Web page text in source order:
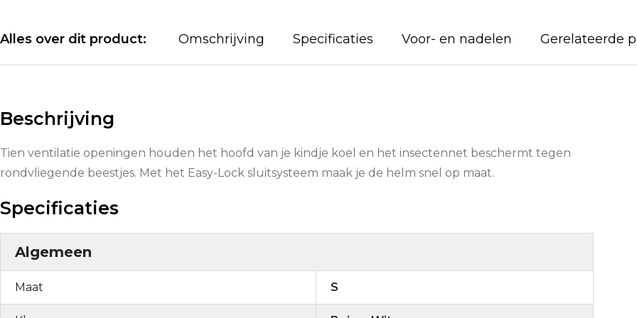
Alles over dit product: Omschrijving Specificaties Voor- en nadelen Gerelateerde
Beschrijving
Tien ventilatie openingen houden het hoofd van je kindje koel en het insectennet beschermt tegen
rondvliegende beestjes. Met het Easy-Lock sluitsysteem maak je de helm snel op maat.
Specificaties
Algemeen
Maat S